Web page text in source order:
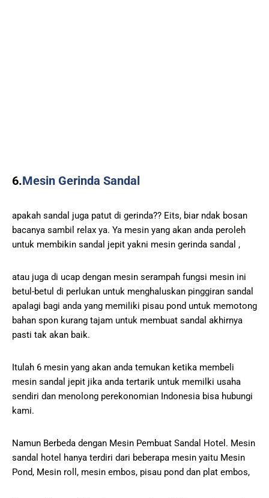
6.Mesin Gerinda Sandal
apakah sandal juga patut di gerinda?? Eits, biar ndak bosan
bacanya sambil relax ya. Ya mesin yang akan anda peroleh
untuk membikin sandal jepit yakni mesin gerinda sandal ,
atau juga di ucap dengan mesin serampah fungsi mesin ini
betul-betul di perlukan untuk menghaluskan pinggiran sandal
apalagi bagi anda yang memiliki pisau pond untuk memotong
bahan spon kurang tajam untuk membuat sandal akhirnya
pasti tak akan baik.
Itulah 6 mesin yang akan anda temukan ketika membeli
mesin sandal jepit jika anda tertarik untuk memilki usaha
sendiri dan menolong perekonomian Indonesia bisa hubungi
kami.
Namun Berbeda dengan Mesin Pembuat Sandal Hotel. Mesin
sandal hotel hanya terdiri dari beberapa mesin yaitu Mesin
Pond, Mesin roll, mesin embos, pisau pond dan plat embos,